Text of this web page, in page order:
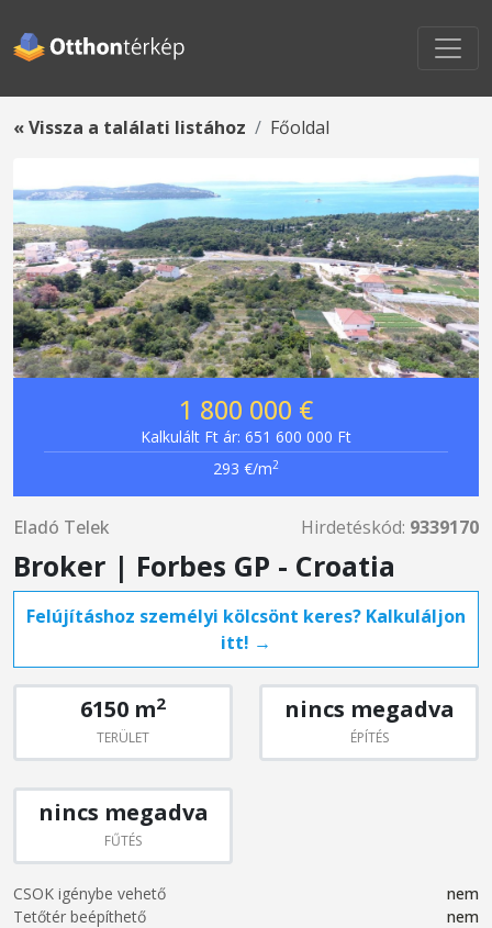
« Vissza a találati listához Főoldal
1 800 000 €
Kalkulált Ft ár: 651 600 000 Ft
293 €/m2
Eladó Telek Hirdetéskód: 9339170
Broker | Forbes GP - Croatia
Felújításhoz személyi kölcsönt keres? Kalkuláljon
itt! →
6150 m2
TERÜLET
nincs megadva
ÉPÍTÉS
nincs megadva
FŰTÉS
CSOK igénybe vehető
nem
Tetőtér beépíthető
nem